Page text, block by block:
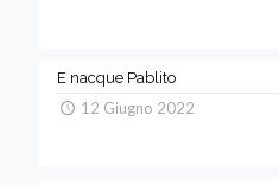
E nacque Pablito
12 Giugno 2022